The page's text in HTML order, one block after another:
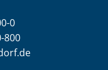
0
800